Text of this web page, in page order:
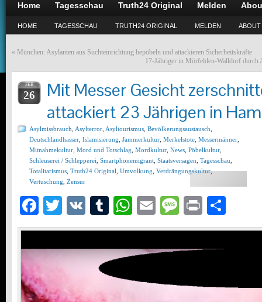
Home Tagesschau Truth24 Original Melden
HOME TAGESSCHAU TRUTH24 ORIGINAL MELDEN ABOUT
« München: Asylanten aus Suchteinrichtung bepöbeln und attackieren Sicherheitskräfte
17-Jähriger in Mörfelden-Walldorf durch
FEB
26
Mit Messer Gesicht
attackiert 23 Jährigen in
Asylmissbrauch Asylterror Asyltourismus Bevölkerungsaustausch
Deutschlandhasser Islamisierung Jammerkultur Merkelstote Messermänner
Mitnahmekultur Mord und Totschlag Mordkultur News Pöbelkultur
Schleuserei / Schlepperei Smartphonemigrant Staatsversagen Tagesschau
Totalitarismus Truth24 Original Umvolkung Verdrängungskultur,
Vertuschung Zensur
Facebook
Twitter
VK Tumblr
WhatsApp
EmailMessage
Print